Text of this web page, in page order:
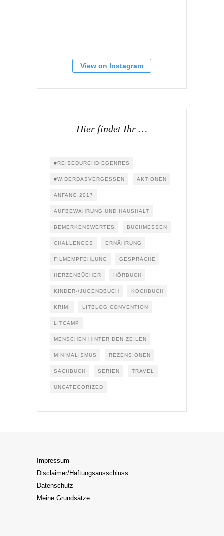
View on Instagram
Hier findet Ihr …
#REISEDURCHDIEGENRES
#WIDERDASVERGESSEN AKTIONEN
ANFANG 2017
AUFBEWAHRUNG UND HAUSHALT
BEMERKENSWERTES BUCHMESSEN
CHALLENGES ERNÄHRUNG
FILMEMPFEHLUNG GESPRÄCHE
HERZENBÜCHER HÖRBUCH
KINDER-/JUGENDBUCH KOCHBUCH
KRIMI LITBLOG CONVENTION
LITCAMP
MENSCHEN HINTER DEN ZEILEN
MINIMALISMUS REZENSIONEN
SACHBUCH SERIEN TRAVEL
UNCATEGORIZED
Impressum
Disclaimer/Haftungsausschluss
Datenschutz
Meine Grundsätze